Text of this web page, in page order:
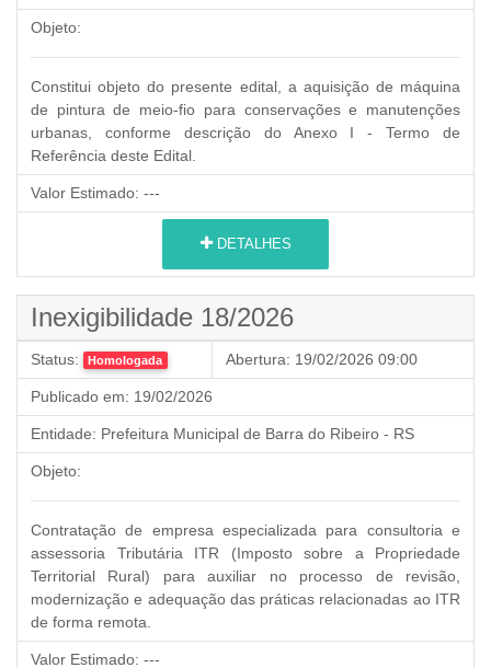
Objeto:
Constitui objeto do presente edital, a aquisição de máquina
de pintura de meio-fio para conservações e manutenções
urbanas, conforme descrição do Anexo I - Termo de
Referência deste Edital.
Valor Estimado: ---
DETALHES
Inexigibilidade 18/2026
Status: Homologada Abertura: 19/02/2026 09:00
Publicado em: 19/02/2026
Entidade: Prefeitura Municipal de Barra do Ribeiro - RS
Objeto:
Contratação de empresa especializada para consultoria e
assessoria Tributária ITR (Imposto sobre a Propriedade
Territorial Rural) para auxiliar no processo de revisão,
modernização e adequação das práticas relacionadas ao ITR
de forma remota.
Valor Estimado: ---